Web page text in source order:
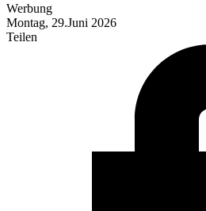
Werbung
Montag, 29.Juni 2026
Teilen